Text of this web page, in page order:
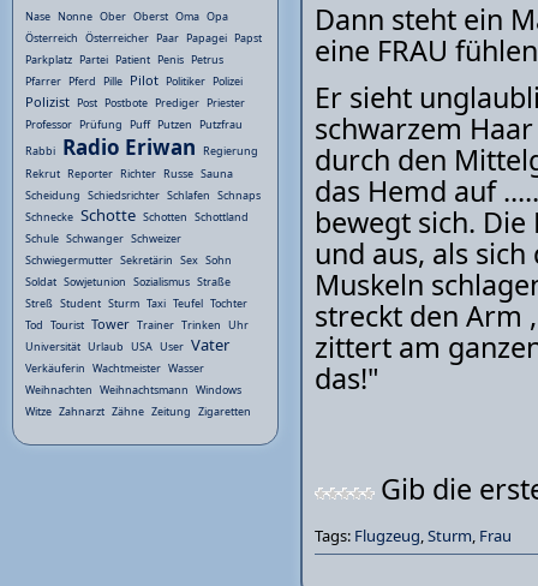
Dann steht ein
eine FRAU
Er sieht
schwarzem
durch den
das Hemd auf
bewegt sich.
und aus, als
Muskeln
streckt den Arm
zittert am
das!"
Gib die
Tags: Flugzeug,Sturm, Frau
Nase Nonne Ober Oberst Oma Opa
Österreich Österreicher Paar Papagei Papst
Parkplatz Partei Patient Penis Petrus
Pfarrer Pferd Pille Pilot Politiker Polizei
Polizist Post Postbote Prediger Priester
Professor Prüfung Puff Putzen Putzfrau
Rabbi Radio Eriwan Regierung
Rekrut Reporter Richter Russe Sauna
Scheidung Schiedsrichter Schlafen Schnaps
Schnecke Schotte Schotten Schottland
Schule Schwanger Schweizer
Schwiegermutter Sekretärin Sex Sohn
Soldat Sowjetunion Sozialismus Straße
Streß Student Sturm Taxi Teufel Tochter
Tod Tourist Tower Trainer Trinken Uhr
Universität Urlaub USA User Vater
Verkäuferin Wachtmeister Wasser
Weihnachten Weihnachtsmann Windows
Witze Zahnarzt Zähne Zeitung Zigaretten